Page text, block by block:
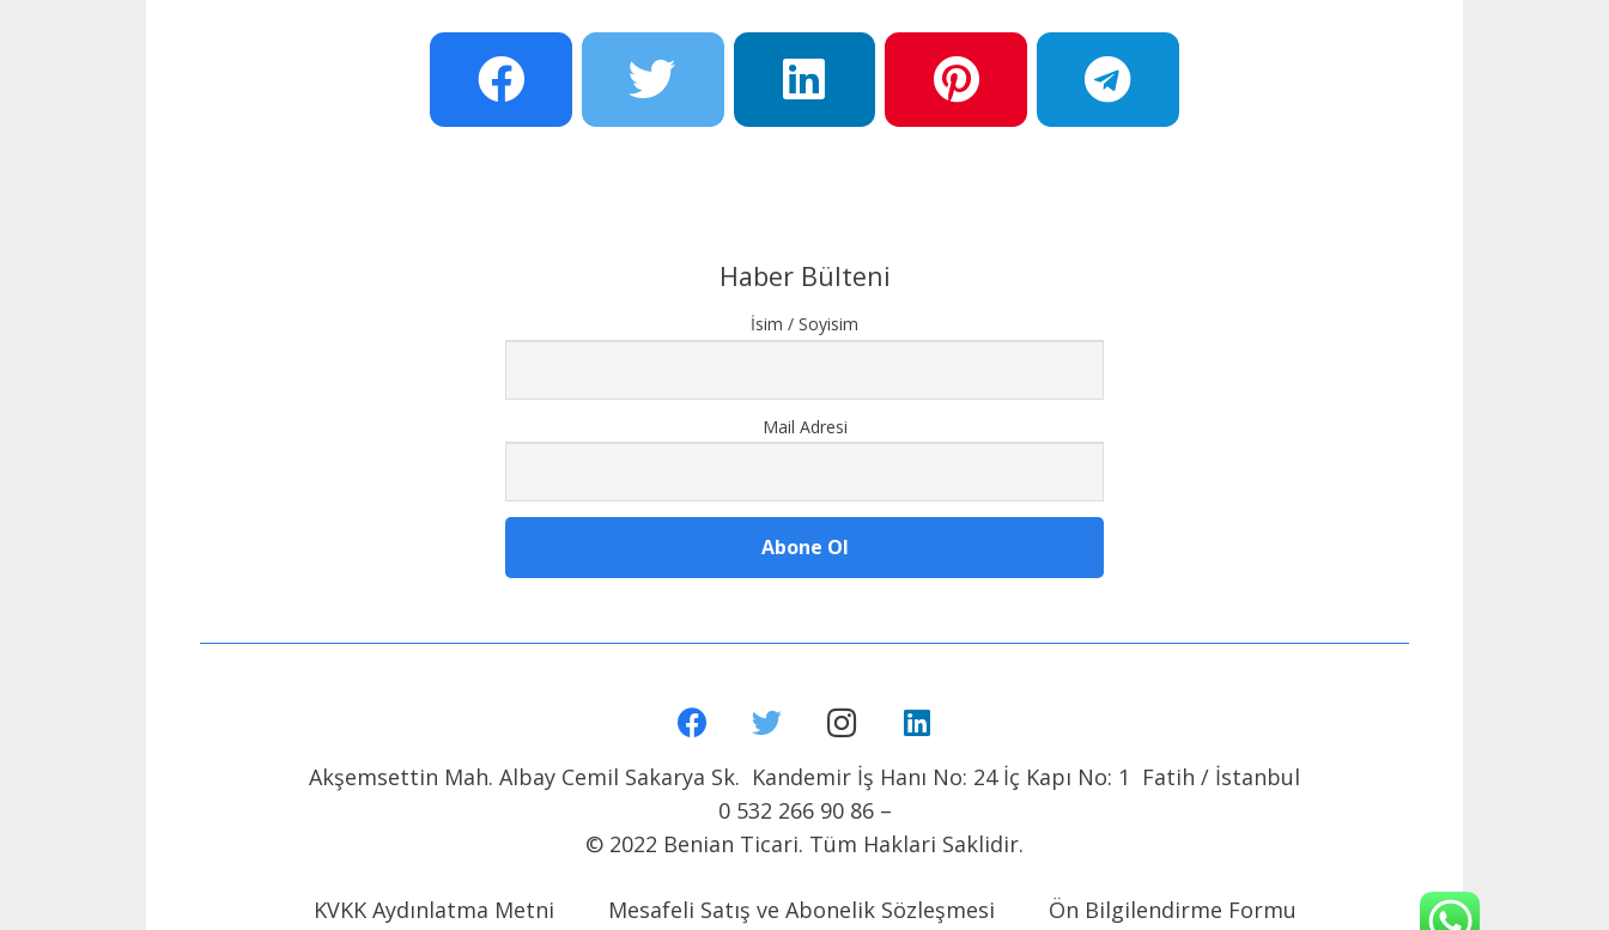
Haber Bülteni
İsim / Soyisim
Mail Adresi
Akşemsettin Mah. Albay Cemil Sakarya Sk. Kandemir İş Hanı No: 24 İç Kapı No: 1 Fatih / İstanbul
0 532 266 90 86 –
© 2022 Benian Ticari. Tüm Haklari Saklidir.
KVKK Aydınlatma Metni Mesafeli Satış ve Abonelik Sözleşmesi Ön Bilgilendirme Formu